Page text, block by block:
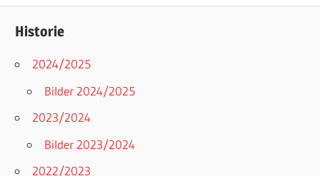
Historie
2024/2025
Bilder 2024/2025
2023/2024
Bilder 2023/2024
2022/2023